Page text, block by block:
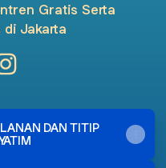
Gratis Serta
Jakarta
DAN TITIP